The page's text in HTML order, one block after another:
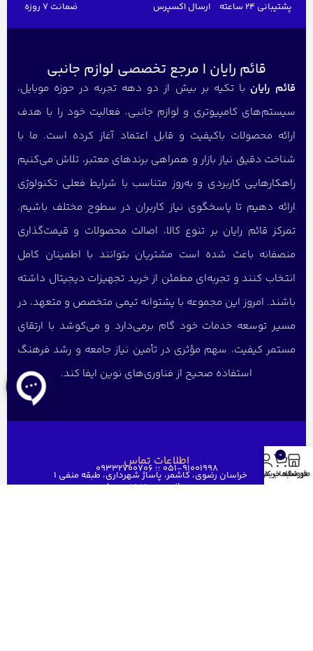
پشتیبانی 24 ساعته ارسال اکسپرس ضمانت 7 روزه
قائم رایان | مرجع تخصصی لوازم جانبی
قائم رایان با تکیه بر بیش از دو دهه تجربه در حوزه موبایل،
سیستم‌های کامپیوتری و لوازم جانبی، فعالیت خود را با هدف
ارائه محصولات باکیفیت و قابل اعتماد آغاز کرده است. ما با
شناخت دقیق نیاز بازار و همراهی برندهای معتبر، تلاش می‌کنیم
راهکارهایی کاربردی و به‌روز متناسب با شرایط فعلی تکنولوژی
ارائه دهیم تا پاسخگوی نیاز کاربران در سطوح مختلف باشیم.
تمرکز قائم رایان بر تنوع کالا، اصالت محصولات و قیمت‌گذاری
منصفانه باعث شده است مشتریان بتوانند با اطمینان کامل
انتخاب کنند و تجربه‌ای مطمئن از خرید تجهیزات دیجیتال داشته
باشند. امروز این مجموعه با پشتوانه تیمی متخصص و متعهد، در
مسیر توسعه خدمات خود گام برمی‌دارد و می‌کوشد با ارتقای
مستمر کیفیت، سهم مؤثری در تأمین نیاز جامعه و رشد فرهنگ
استفاده صحیح از فناوری‌های نوین ایفا کند.
اطلاعات تماس051-91001998 ؛؛ 09332700706
خراسان رضوی، کاشمر، پاساژ شهرداری، طبقه منفی ۱
ghaem1515@gmail.com
منوفروشگاه
0
سبد خرید
حساب کاربری من